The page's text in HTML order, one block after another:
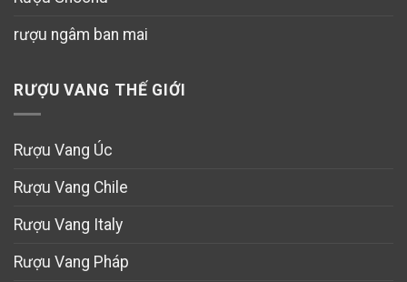
rượu ngâm ban mai
RƯỢU VANG THẾ GIỚI
Rượu Vang Úc
Rượu Vang Chile
Rượu Vang Italy
Rượu Vang Pháp